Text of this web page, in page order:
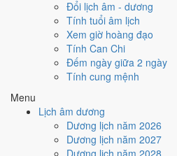
Đổi lịch âm - dương
Tính tuổi âm lịch
Xem giờ hoàng đạo
Tính Can Chi
Đếm ngày giữa 2 ngày
Tính cung mệnh
Menu
Lịch âm dương
Dương lịch năm 2026
Dương lịch năm 2027
Dương lịch năm 2028
Ngày Hoàng Đạo.
Cách tính ngày tốt
Ký hợp đồng - giao ước
Rất tốt
Ký hợp đồng - giao ước hôm nay ở
Trực Thâu và Ngày Hoàng Đạo
Cách tính ngày tốt
🏗️
Động thổ - khởi công
Tốt
Động thổ - khởi công hôm nay ở